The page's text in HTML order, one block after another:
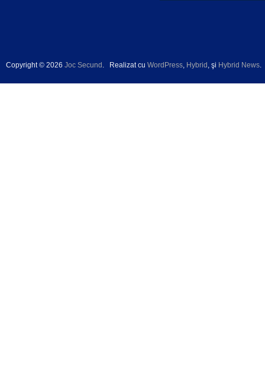
Copyright © 2026 Joc Secund . Realizat cu WordPress, Hybrid , şi Hybrid News.